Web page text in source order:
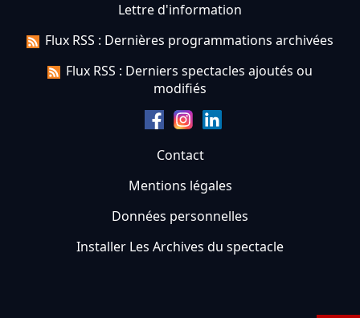
Lettre d'information
Flux RSS : Dernières programmations archivées
Flux RSS : Derniers spectacles ajoutés ou
modifiés
Contact
Mentions légales
Données personnelles
Installer Les Archives du spectacle